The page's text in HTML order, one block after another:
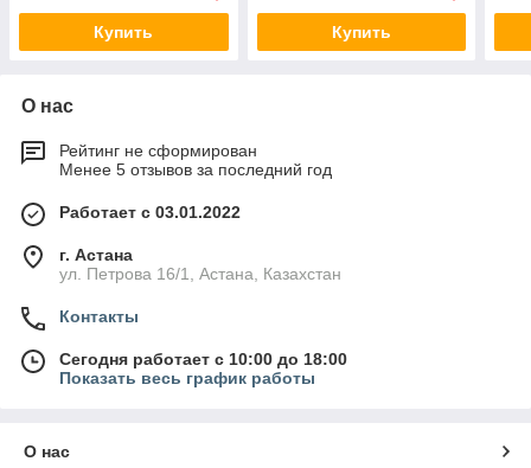
Купить Купить
О нас
Рейтинг не сформирован
Менее 5 отзывов за последний год
Работает с 03.01.2022
г. Астана
ул. Петрова 16/1, Астана, Казахстан
Контакты
Сегодня работает с 10:00 до 18:00
Показать весь график работы
О нас